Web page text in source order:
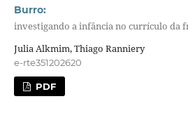
Burro:
investigando a infância no currículo da
Julia Alkmim, Thiago Ranniery
e-rte351202620
PDF